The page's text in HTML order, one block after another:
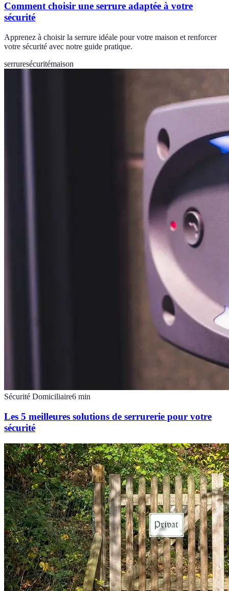
Comment choisir une serrure adaptée à votre
sécurité
Apprenez à choisir la serrure idéale pour votre maison et renforcer
votre sécurité avec notre guide pratique.
serruresécuritémaison
Sécurité Domiciliaire6 min
Les 5 meilleures solutions de serrurerie pour votre
sécurité